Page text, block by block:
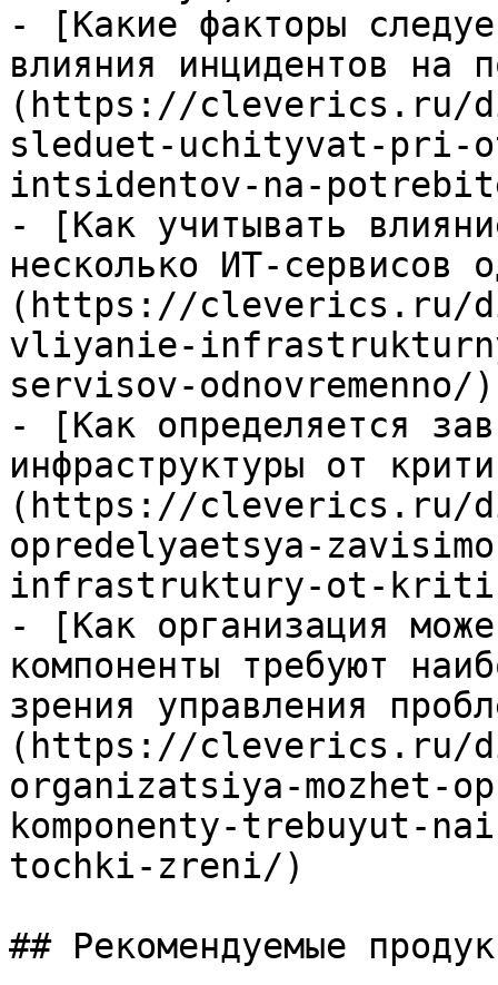
- [Какие факторы
влияния инцидентов на
(https://cleverics.ru/
sleduet-uchityvat-pri-
intsidentov-na-
- [Как учитывать
несколько ИТ-сервисов
(https://cleverics.ru/
vliyanie-
servisov-odnovremenno/)
- [Как определяется
инфраструктуры от
(https://cleverics.ru/
opredelyaetsya-
infrastruktury-ot-
- [Как организация
компоненты требуют
зрения управления
(https://cleverics.ru/
organizatsiya-
komponenty-trebuyut-
tochki-zreni/)
## Рекомендуемые